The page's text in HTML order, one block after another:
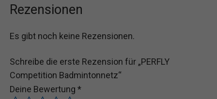
Rezensionen
Es gibt noch keine Rezensionen.
Schreibe die erste Rezension für „PERFLY
Competition Badmintonnetz“
Deine Bewertung *